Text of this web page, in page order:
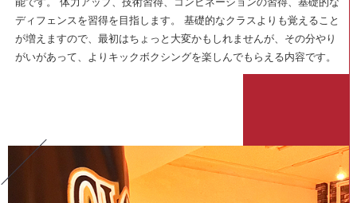
能です。 体力アップ、技術習得、コンビネーションの習得、基礎的な
ディフェンスを習得を目指します。 基礎的なクラスよりも覚えること
が増えますので、最初はちょっと大変かもしれませんが、その分やり
がいがあって、よりキックボクシングを楽しんでもらえる内容です。